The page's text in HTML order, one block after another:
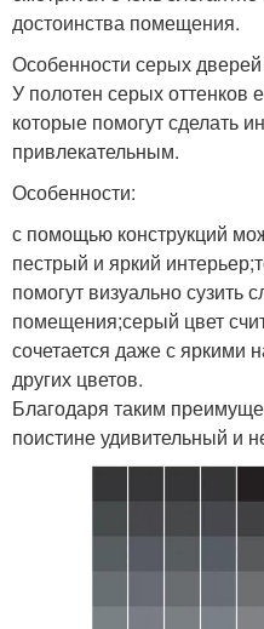
достоинства помещения.
Особенности серых
У полотен серых оттенков
которые помогут сделать
привлекательным.
Особенности:
с помощью конструкций
пестрый и яркий
помогут визуально сузить
помещения;серый цвет
сочетается даже с
других цветов.
Благодаря таким
поистине удивительный и